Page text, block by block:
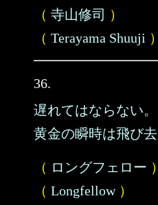
（ 寺山修司 ）
（ Terayama Shuuji ）
36.
遅れてはならない。
黄金の瞬時は飛び去
（ ロングフェロー ）
（ Longfellow）